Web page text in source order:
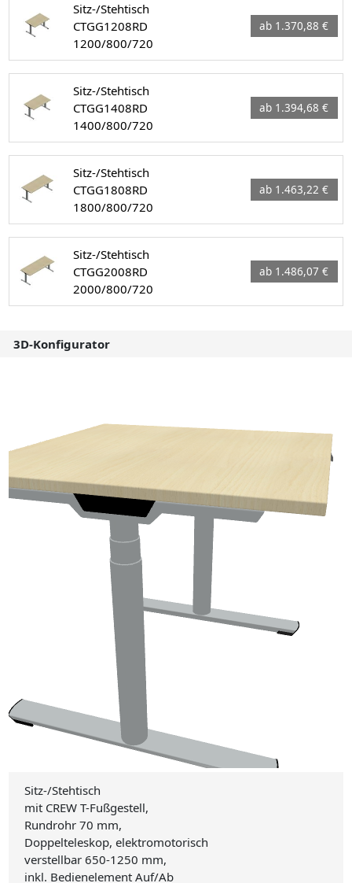
Sitz-/Stehtisch
CTGG1208RD
1200/800/720
ab 1.370,88 €
Sitz-/Stehtisch
CTGG1408RD
1400/800/720
ab 1.394,68 €
Sitz-/Stehtisch
CTGG1808RD
1800/800/720
ab 1.463,22 €
Sitz-/Stehtisch
CTGG2008RD
2000/800/720
ab 1.486,07 €
3D-Konfigurator
Sitz-/Stehtisch
mit CREW T-Fußgestell,
Rundrohr 70 mm,
Doppelteleskop, elektromotorisch
verstellbar 650-1250 mm,
inkl. Bedienelement Auf/Ab